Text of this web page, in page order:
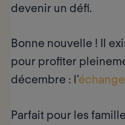
devenir un défi.
Bonne nouvelle ! Il
pour profiter
décembre : l’
Parfait pour les